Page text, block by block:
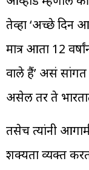
तेव्हा ‘अच्छे दिन
मात्र आता 12
वाले हैं’ असं
असेल तर ते
तसेच त्यांनी
शक्यता व्यक्त